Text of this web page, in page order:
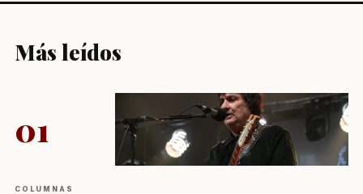
Más leídos
01
COLUMNAS